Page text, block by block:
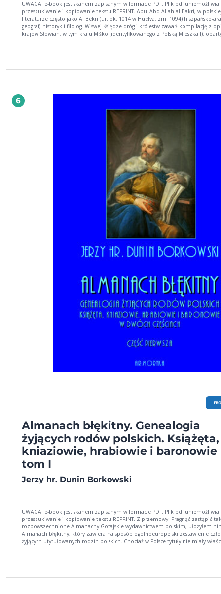
UWAGA! e-book jest skanem zapisanym w formacie PDF. Plik pdf uniemożliwia
przeszukiwanie i kopiowanie tekstu REPRINT. Abu 'Abd Allah al-Bakri, w
literaturze często jako Al Bekri (ur. ok. 1014 w Huelva, zm. 1094) hiszpańsko-
geograf, historyk i filolog. W swej Księdze dróg i królestw zawarł kompilację z
krajów Słowian, w tym kraju M'ško (identyfikowanego z Polską Mieszka I),
naukowych. W spisie tym znajdują się imiona naszych panujących sprzed
6
Almanach błękitny. Genealogia
żyjących rodów polskich. Książęta,
kniaziowie, hrabiowie i baronowie
tom I
Jerzy hr. Dunin Borkowski
UWAGA! e-book jest skanem zapisanym w formacie PDF. Plik pdf uniemożliwia
przeszukiwanie i kopiowanie tekstu REPRINT. Z przemowy: Pragnąć zastąpić
rozpowszechnione Almanachy Gotajskie wydawnictwem polskim, ułożyłem
Almanach błękitny, który zawiera na sposób ogólnoeuropejski zestawienie
żyjących utytułowanych rodzin polskich. Chociaż w Polsce tytuły nie miały
części spoczywało. Dlatego też oznaczam gwiazdkami, a mianowicie jedną,